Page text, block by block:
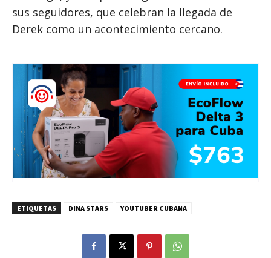
sus seguidores, que celebran la llegada de
Derek como un acontecimiento cercano.
ETIQUETAS DINA STARS YOUTUBER CUBANA